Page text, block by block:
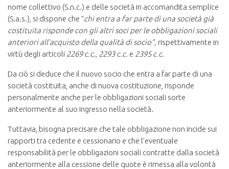
nome collettivo (S.n.c.) e delle società in accomandita semplice
(S.a.s.), si dispone che “chi entra a far parte di una società già
costituita risponde con gli altri soci per le obbligazioni sociali
anteriori all’acquisto della qualità di socio”, rispettivamente in
virtù degli articoli 2269 c.c., 2293 c.c. e 2395 c.c.
Da ciò si deduce che il nuovo socio che entra a far parte di una
società costituita, anche di nuova costituzione, risponde
personalmente anche per le obbligazioni sociali sorte
anteriormente al suo ingresso nella società.
Tuttavia, bisogna precisare che tale obbligazione non incide sui
rapporti tra cedente e cessionario e che l’eventuale
responsabilità per le obbligazioni sociali contratte dalla società
anteriormente alla cessione delle quote è rimessa alla volontà